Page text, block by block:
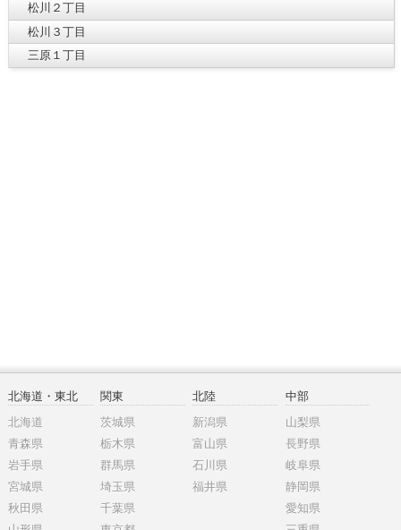
松川２丁目
松川３丁目
三原１丁目
北海道・東北
北海道
青森県
岩手県
宮城県
秋田県
関東
茨城県
栃木県
群馬県
埼玉県
千葉県
北陸
新潟県
富山県
石川県
福井県
中部
山梨県
長野県
岐阜県
静岡県
愛知県